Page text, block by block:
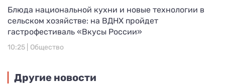
Блюда национальной кухни и новые технологии в
сельском хозяйстве: на ВДНХ пройдет
гастрофестиваль «Вкусы России»
10:25 | Общество
Другие новости